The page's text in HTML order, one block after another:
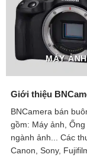
MÁY ẢNH
Giới thiệu
BNCamera bán
gồm: Máy ảnh,
ngành ảnh... Các
Canon, Sony,